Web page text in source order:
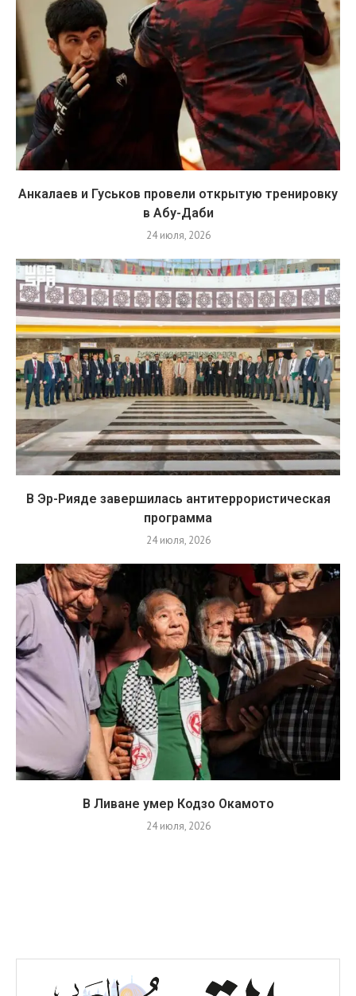
Анкалаев и Гуськов провели открытую тренировку
в Абу-Даби
24 июля, 2026
В Эр-Рияде завершилась антитеррористическая
программа
24 июля, 2026
В Ливане умер Кодзо Окамото
24 июля, 2026